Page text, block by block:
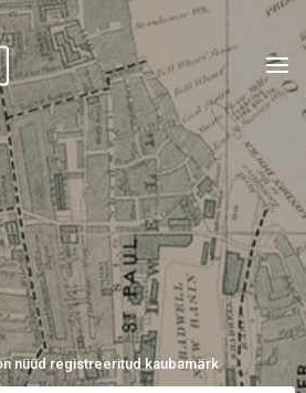
nüüd registreeritud kaubamärk